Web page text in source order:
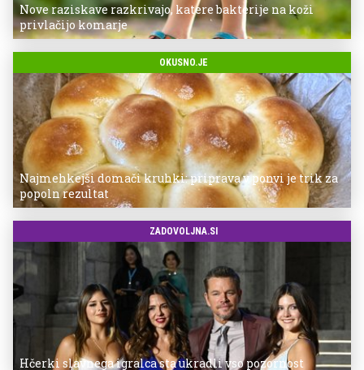
Nove raziskave razkrivajo, katere bakterije na koži
privlačijo komarje
OKUSNO.JE
Najmehkejši domači kruhki: priprava v ponvi je trik za
popoln rezultat
ZADOVOLJNA.SI
Hčerki slavnega igralca sta ukradli vso pozornost